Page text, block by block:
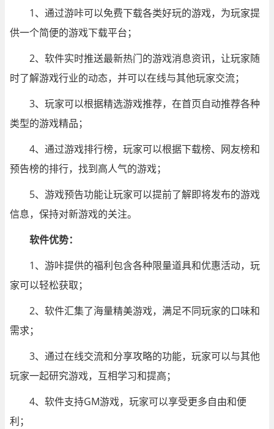
1、通过游咔可以免费下载各类好玩的游戏，为玩家提
供一个简便的游戏下载平台；
2、软件实时推送最新热门的游戏消息资讯，让玩家随
时了解游戏行业的动态，并可以在线与其他玩家交流；
3、玩家可以根据精选游戏推荐，在首页自动推荐各种
类型的游戏精品；
4、通过游戏排行榜，玩家可以根据下载榜、网友榜和
预告榜的排行，找到高人气的游戏；
5、游戏预告功能让玩家可以提前了解即将发布的游戏
信息，保持对新游戏的关注。
软件优势：
1、游咔提供的福利包含各种限量道具和优惠活动，玩
家可以轻松获取；
2、软件汇集了海量精美游戏，满足不同玩家的口味和
需求；
3、通过在线交流和分享攻略的功能，玩家可以与其他
玩家一起研究游戏，互相学习和提高；
4、软件支持GM游戏，玩家可以享受更多自由和便
利；